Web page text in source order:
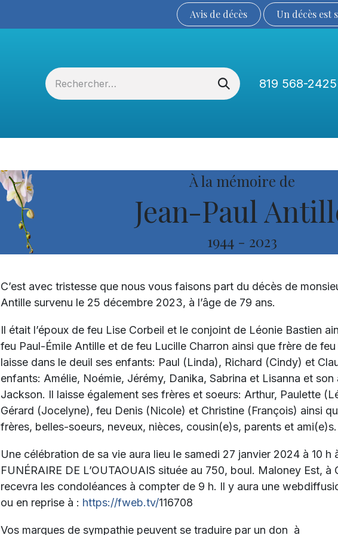
Avis de décès Un décès est
819 568-2425
À la mémoire de
Jean-Paul
1944 - 2023
C’est avec tristesse que nous vous faisons part du décès de
Antille survenu le 25 décembre 2023, à l’âge de 79 ans.
Il était l’époux de feu Lise Corbeil et le conjoint de Léonie Bastien
feu Paul-Émile Antille et de feu Lucille Charron ainsi que frère de
laisse dans le deuil ses enfants: Paul (Linda), Richard (Cindy) et
enfants: Amélie, Noémie, Jérémy, Danika, Sabrina et Lisanna et
Jackson. Il laisse également ses frères et soeurs: Arthur, Paulette
Gérard (Jocelyne), feu Denis (Nicole) et Christine (François) ainsi
frères, belles-soeurs, neveux, nièces, cousin(e)s, parents et ami(e)s.
Une célébration de sa vie aura lieu le samedi 27 janvier 2024 à 10 h
FUNÉRAIRE DE L’OUTAOUAIS située au 750, boul. Maloney Est, à
recevra les condoléances à compter de 9 h. Il y aura une
ou en reprise à : https://fweb.tv/116708
Vos marques de sympathie peuvent se traduire par un don à